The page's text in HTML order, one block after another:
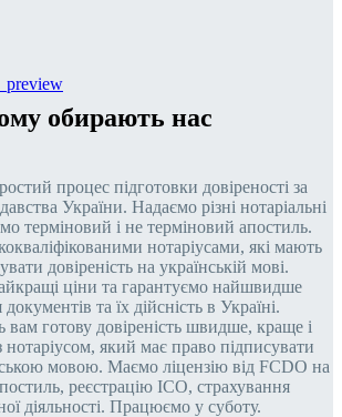
обирають нас
процес підготовки довіреності за
України. Надаємо різні нотаріальні
терміновий і не терміновий апостиль.
нотаріусами, які мають
довіреність на українській мові.
ціни та гарантуємо найшвидше
та їх дійсність в Україні.
вам готову довіреність швидше, краще і
який має право підписувати
мовою. Маємо ліцензію від FCDO на
реєстрацію ICO, страхування
діяльності. Працюємо у суботу.